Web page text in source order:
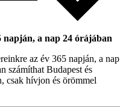
napján, a nap 24 órájában
az év 365 napján, a nap
számíthat Budapest és
csak hívjon és örömmel